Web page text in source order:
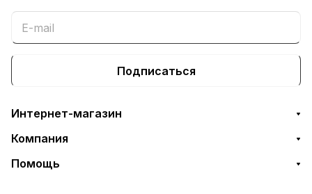
Подписаться
Интернет-магазин
Компания
Помощь